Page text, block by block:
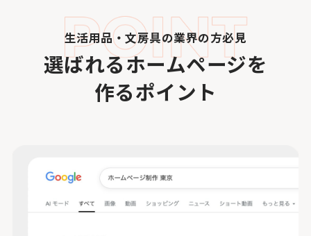
生活用品・文房具の業界の方必見
選ばれるホームページを
作るポイント